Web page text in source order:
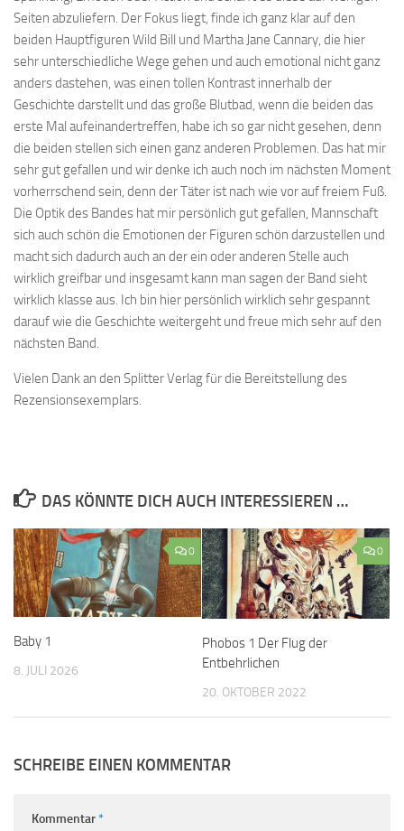
Seiten abzuliefern. Der Fokus liegt, finde ich ganz klar auf den
beiden Hauptfiguren Wild Bill und Martha Jane Cannary, die hier
sehr unterschiedliche Wege gehen und auch emotional nicht ganz
anders dastehen, was einen tollen Kontrast innerhalb der
Geschichte darstellt und das große Blutbad, wenn die beiden das
erste Mal aufeinandertreffen, habe ich so gar nicht gesehen, denn
die beiden stellen sich einen ganz anderen Problemen. Das hat mir
sehr gut gefallen und wir denke ich auch noch im nächsten Moment
vorherrschend sein, denn der Täter ist nach wie vor auf freiem Fuß.
Die Optik des Bandes hat mir persönlich gut gefallen, Mannschaft
sich auch schön die Emotionen der Figuren schön darzustellen und
macht sich dadurch auch an der ein oder anderen Stelle auch
wirklich greifbar und insgesamt kann man sagen der Band sieht
wirklich klasse aus. Ich bin hier persönlich wirklich sehr gespannt
darauf wie die Geschichte weitergeht und freue mich sehr auf den
nächsten Band.
Vielen Dank an den Splitter Verlag für die Bereitstellung des
Rezensionsexemplars.
DAS KÖNNTE DICH AUCH INTERESSIEREN …
0
Baby 1
8. JULI 2026
0
Phobos 1 Der Flug der
Entbehrlichen
20. OKTOBER 2022
SCHREIBE EINEN KOMMENTAR
Kommentar*